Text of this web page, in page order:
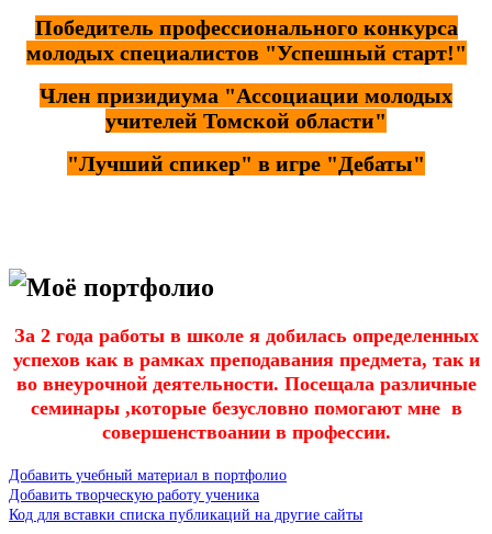
Победитель профессионального конкурса
молодых специалистов "Успешный старт!"
Член призидиума "Ассоциации молодых
учителей Томской области"
"Лучший спикер" в игре "Дебаты"
Моё портфолио
За 2 года работы в школе я добилась определенных
успехов как в рамках преподавания предмета, так и
во внеурочной деятельности. Посещала различные
семинары ,которые безусловно помогают мне в
совершенствоании в профессии.
Добавить учебный материал в портфолио
Добавить творческую работу ученика
Код для вставки списка публикаций на другие сайты